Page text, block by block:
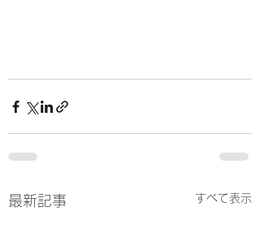
最新記事 すべて表示